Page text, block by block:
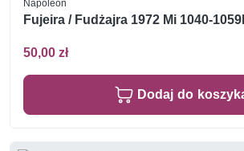
Napoleon
Fujeira / Fudżajra 1972 Mi 1040-
50,00 zł
Dodaj do